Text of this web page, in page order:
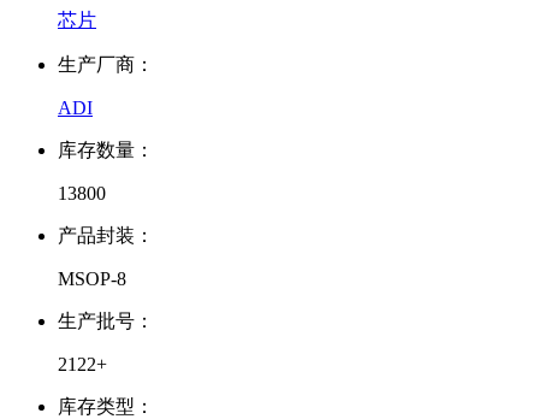
芯片
生产厂商：
ADI
库存数量：
13800
产品封装：
MSOP-8
生产批号：
2122+
库存类型：